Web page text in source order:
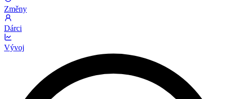
Změny
Dárci
Vývoj